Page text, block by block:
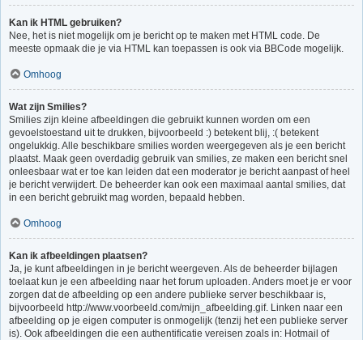
Kan ik HTML gebruiken?
Nee, het is niet mogelijk om je bericht op te maken met HTML code. De
meeste opmaak die je via HTML kan toepassen is ook via BBCode mogelijk.
Omhoog
Wat zijn Smilies?
Smilies zijn kleine afbeeldingen die gebruikt kunnen worden om een
gevoelstoestand uit te drukken, bijvoorbeeld :) betekent blij, :( betekent
ongelukkig. Alle beschikbare smilies worden weergegeven als je een bericht
plaatst. Maak geen overdadig gebruik van smilies, ze maken een bericht snel
onleesbaar wat er toe kan leiden dat een moderator je bericht aanpast of heel
je bericht verwijdert. De beheerder kan ook een maximaal aantal smilies, dat
in een bericht gebruikt mag worden, bepaald hebben.
Omhoog
Kan ik afbeeldingen plaatsen?
Ja, je kunt afbeeldingen in je bericht weergeven. Als de beheerder bijlagen
toelaat kun je een afbeelding naar het forum uploaden. Anders moet je er voor
zorgen dat de afbeelding op een andere publieke server beschikbaar is,
bijvoorbeeld http://www.voorbeeld.com/mijn_afbeelding.gif. Linken naar een
afbeelding op je eigen computer is onmogelijk (tenzij het een publieke server
is). Ook afbeeldingen die een authentificatie vereisen zoals in: Hotmail of